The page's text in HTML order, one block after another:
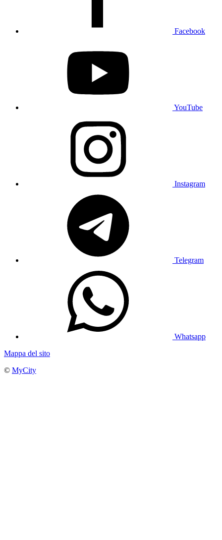
Facebook
YouTube
Instagram
Telegram
Whatsapp
Mappa del sito
© MyCity